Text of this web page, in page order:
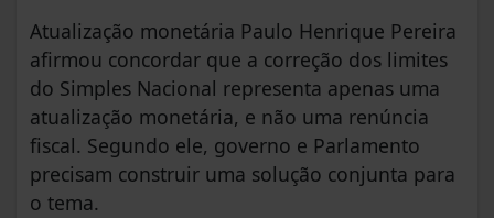
Atualização monetária Paulo Henrique Pereira
afirmou concordar que a correção dos limites
do Simples Nacional representa apenas uma
atualização monetária, e não uma renúncia
fiscal. Segundo ele, governo e Parlamento
precisam construir uma solução conjunta para
o tema.